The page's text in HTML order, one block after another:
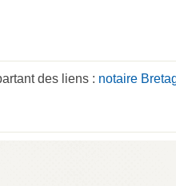
des liens : notaire